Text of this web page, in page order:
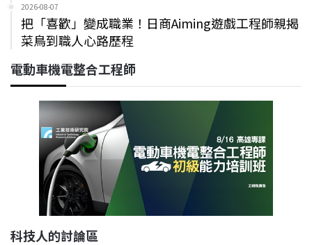
2026-08-07
把「喜歡」變成職業！日商Aiming遊戲工程師親揭
菜鳥到職人心路歷程
電動車機電整合工程師
科技人的討論區